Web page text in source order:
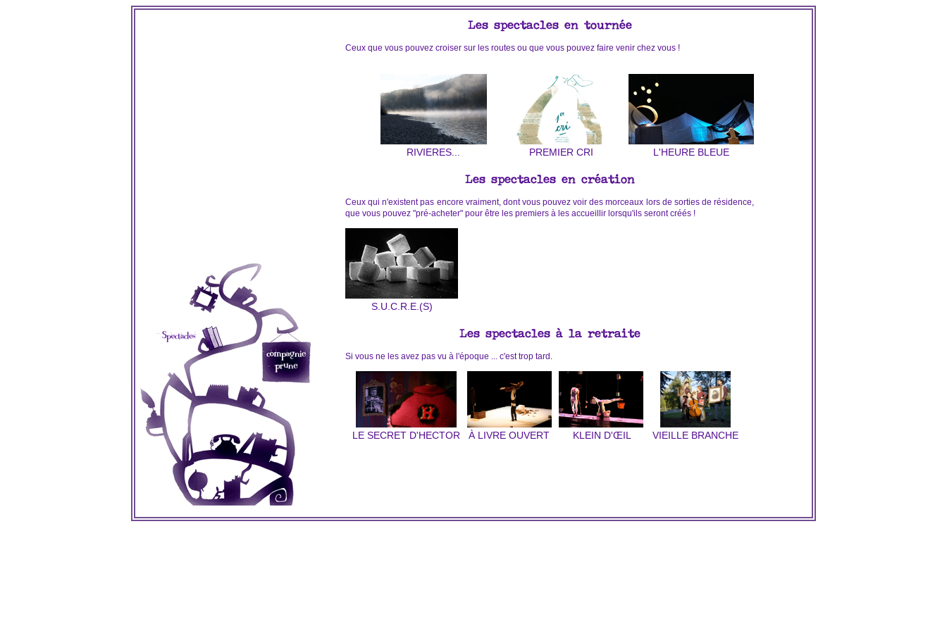
Les spectacles en tournée
Ceux que vous pouvez croiser sur les routes ou que vous pouvez faire venir chez vous !
RIVIERES... PREMIER CRI L'HEURE BLEUE
Les spectacles en création
Ceux qui n'existent pas encore vraiment, dont vous pouvez voir des morceaux lors de sorties de résidence,
que vous pouvez "pré-acheter" pour être les premiers à les accueillir lorsqu'ils seront créés !
S.U.C.R.E.(S)
Les spectacles à la retraite
Si vous ne les avez pas vu à l'époque ... c'est trop tard.
LE SECRET D'HECTOR À LIVRE OUVERT KLEIN D'ŒIL VIEILLE BRANCHE